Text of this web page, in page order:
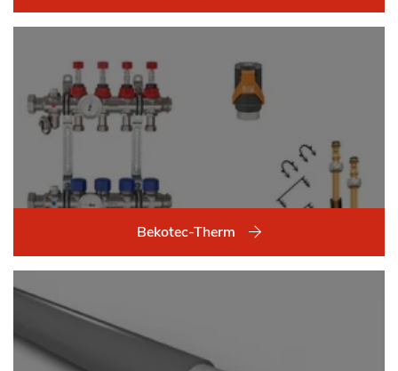
Bekotec-Therm